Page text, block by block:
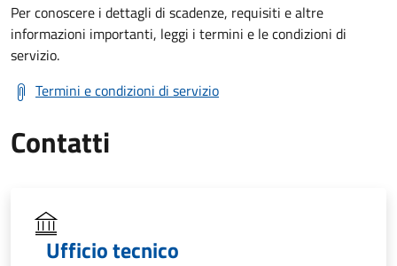
Per conoscere i dettagli di scadenze, requisiti e altre
informazioni importanti, leggi i termini e le condizioni di
servizio.
Termini e condizioni di servizio
Contatti
Ufficio tecnico